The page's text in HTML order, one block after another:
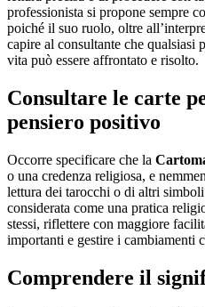
professionista si propone sempre
poiché il suo ruolo, oltre
capire al consultante che qualsiasi
vita può essere affrontato e risolto.
Consultare le carte
pensiero positivo
Occorre specificare che la
o una credenza religiosa, e
lettura dei tarocchi o di altri
considerata come una pratica
stessi, riflettere con maggiore
importanti e gestire i cambiamenti
Comprendere il